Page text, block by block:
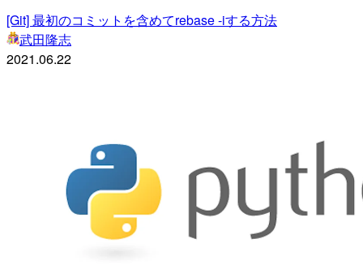
[Git] 最初のコミットを含めてrebase -iする方法
武田隆志
2021.06.22